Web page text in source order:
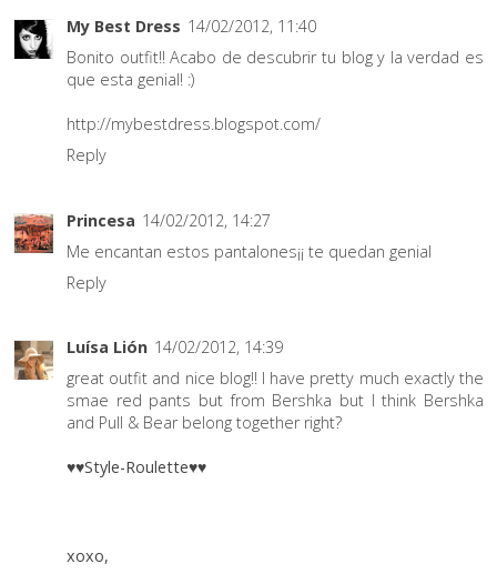
My Best Dress 14/02/2012, 11:40
Bonito outfit!! Acabo de descubrir tu blog y la verdad es
que esta genial! :)
http://mybestdress.blogspot.com/
Reply
Princesa 14/02/2012, 14:27
Me encantan estos pantalones¡¡ te quedan genial
Reply
Luísa Lión 14/02/2012, 14:39
great outfit and nice blog!! I have pretty much exactly the
smae red pants but from Bershka but I think Bershka
and Pull & Bear belong together right?
♥♥Style-Roulette♥♥
xoxo,